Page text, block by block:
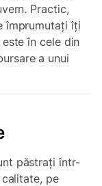
Practic,
împrumutați îți
în cele din
a unui
păstrați într-
pe